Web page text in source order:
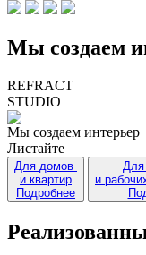
Мы создаем
REFRACT
STUDIO
Мы создаем интерьер
Листайте
Для домов
и квартир
Подробнее
и